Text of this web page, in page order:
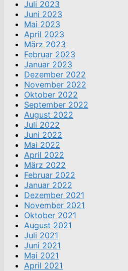
Juli 2023
Juni 2023
Mai 2023
April 2023
März 2023
Februar 2023
Januar 2023
Dezember 2022
November 2022
Oktober 2022
September 2022
August 2022
Juli 2022
Juni 2022
Mai 2022
April 2022
März 2022
Februar 2022
Januar 2022
Dezember 2021
November 2021
Oktober 2021
August 2021
Juli 2021
Juni 2021
Mai 2021
April 2021